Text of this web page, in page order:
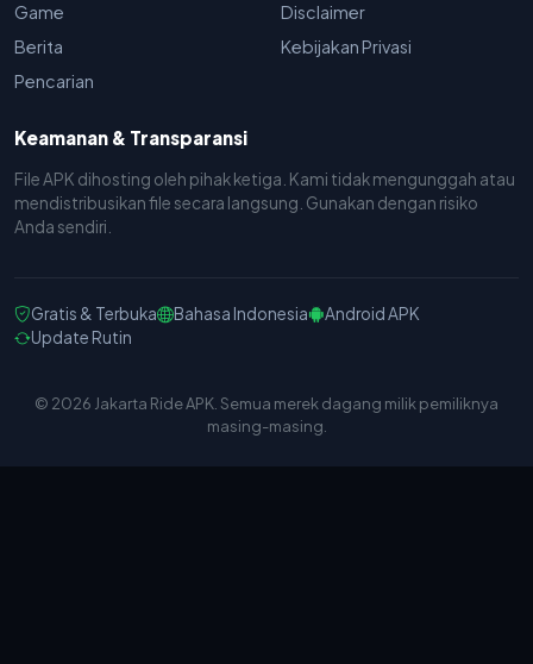
Game
Berita
Pencarian
Disclaimer
Kebijakan Privasi
Keamanan & Transparansi
File APK dihosting oleh pihak ketiga. Kami tidak mengunggah atau
mendistribusikan file secara langsung. Gunakan dengan risiko
Anda sendiri.
Gratis & Terbuka Bahasa Indonesia
Android APK
Update Rutin
© 2026 Jakarta Ride APK. Semua merek dagang milik pemiliknya
masing-masing.